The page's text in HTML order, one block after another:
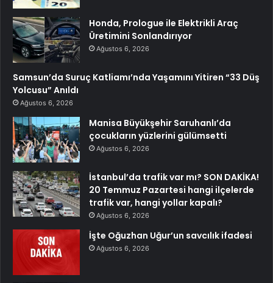
Honda, Prologue ile Elektrikli Araç
Üretimini Sonlandırıyor
Ağustos 6, 2026
Samsun’da Suruç Katliamı’nda Yaşamını Yitiren “33 Düş
Yolcusu” Anıldı
Ağustos 6, 2026
Manisa Büyükşehir Saruhanlı’da
çocukların yüzlerini gülümsetti
Ağustos 6, 2026
İstanbul’da trafik var mı? SON DAKİKA!
20 Temmuz Pazartesi hangi ilçelerde
trafik var, hangi yollar kapalı?
Ağustos 6, 2026
İşte Oğuzhan Uğur’un savcılık ifadesi
Ağustos 6, 2026